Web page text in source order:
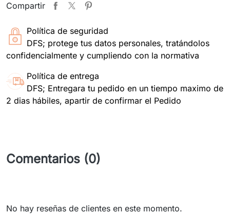
Compartir
Política de seguridad
DFS; protege tus datos personales, tratándolos
confidencialmente y cumpliendo con la normativa
Política de entrega
DFS; Entregara tu pedido en un tiempo maximo de
2 dias hábiles, apartir de confirmar el Pedido
Comentarios (0)
No hay reseñas de clientes en este momento.